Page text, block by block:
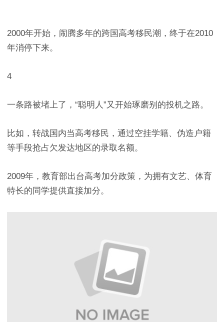
2000年开始，闹腾多年的跨国高考移民潮，终于在2010
年消停下来。
4
一条路被堵上了，“聪明人”又开始琢磨别的投机之路。
比如，转战国内当高考移民，通过空挂学籍、伪造户籍
等手段抢占欠发达地区的录取名额。
2009年，教育部出台高考加分政策，为拥有文艺、体育
特长的同学提供直接加分。